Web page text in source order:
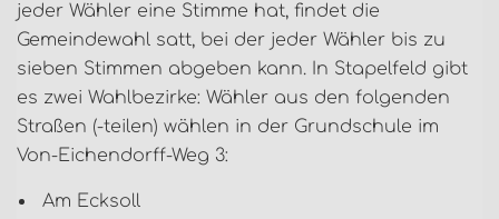
jeder Wähler eine Stimme hat, findet die
Gemeindewahl satt, bei der jeder Wähler bis zu
sieben Stimmen abgeben kann. In Stapelfeld gibt
es zwei Wahlbezirke: Wähler aus den folgenden
Straßen (-teilen) wählen in der Grundschule im
Von-Eichendorff-Weg 3:
Am Ecksoll